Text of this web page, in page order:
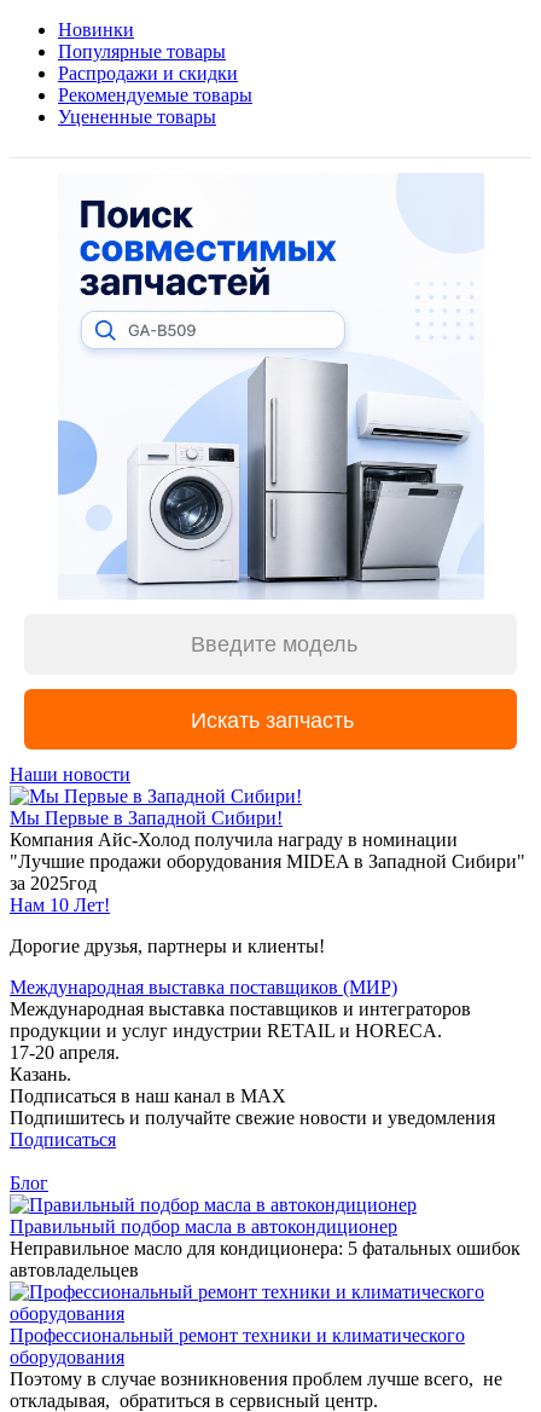
Новинки
Популярные товары
Распродажи и скидки
Рекомендуемые товары
Уцененные товары
Наши новости
Мы Первые в Западной Сибири!
Компания Айс-Холод получила награду в номинации
"Лучшие продажи оборудования MIDEA в Западной Сибири"
за 2025год
Нам 10 Лет!
Дорогие друзья, партнеры и клиенты!
Международная выставка поставщиков (МИР)
Международная выставка поставщиков и интеграторов
продукции и услуг индустрии RETAIL и HORECA.
17-20 апреля.
Казань.
Подписаться в наш канал в MAX
Подпишитесь и получайте свежие новости и уведомления
Подписаться
Блог
Правильный подбор масла в автокондиционер
Неправильное масло для кондиционера: 5 фатальных ошибок
автовладельцев
Профессиональный ремонт техники и климатического
оборудования
Поэтому в случае возникновения проблем лучше всего, не
откладывая, обратиться в сервисный центр.